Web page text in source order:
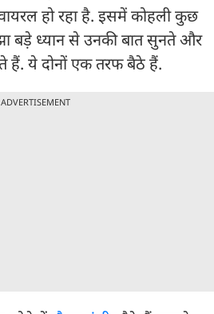
हो रहा है. इसमें कोहली कुछ
बड़े ध्यान से उनकी बात सुनते और
हैं. ये दोनों एक तरफ बैठे हैं.
ADVERTISEMENT